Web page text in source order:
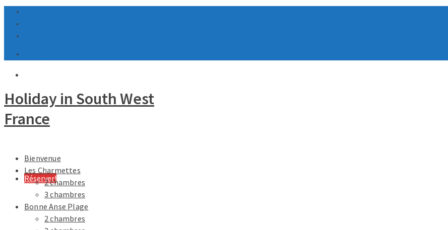
Holiday in South West
France
Réserver!
Bienvenue
Les Charmettes
2 chambres
3 chambres
Bonne Anse Plage
2 chambres